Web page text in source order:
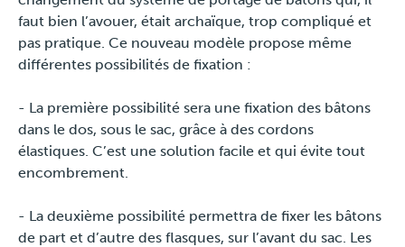
faut bien l’avouer, était archaïque, trop compliqué et
pas pratique. Ce nouveau modèle propose même
différentes possibilités de fixation :
- La première possibilité sera une fixation des bâtons
dans le dos, sous le sac, grâce à des cordons
élastiques. C’est une solution facile et qui évite tout
encombrement.
- La deuxième possibilité permettra de fixer les bâtons
de part et d’autre des flasques, sur l’avant du sac. Les